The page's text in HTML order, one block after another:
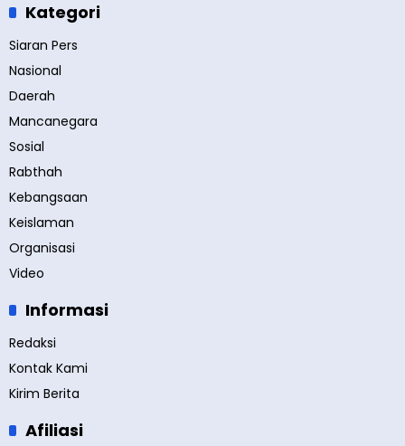
Kategori
Siaran Pers
Nasional
Daerah
Mancanegara
Sosial
Rabthah
Kebangsaan
Keislaman
Organisasi
Video
Informasi
Redaksi
Kontak Kami
Kirim Berita
Afiliasi